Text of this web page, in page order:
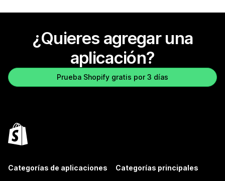
¿Quieres agregar una
aplicación?
Prueba Shopify gratis por 3 días
Categorías de aplicaciones Categorías principales